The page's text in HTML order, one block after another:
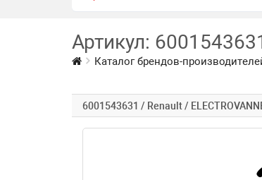
Артикул:
Каталог брендов-
6001543631 / Renault /